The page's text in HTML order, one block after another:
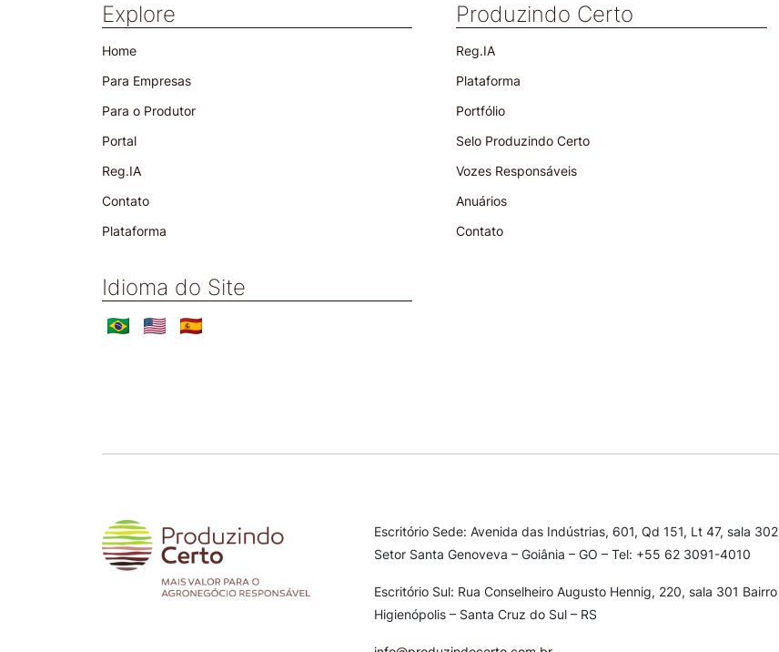
Explore
Home
Para Empresas
Para o Produtor
Portal
Reg.IA
Contato
Plataforma
Idioma do Site
Produzindo Certo
Reg.IA
Plataforma
Portfólio
Selo Produzindo Certo
Vozes Responsáveis
Anuários
Contato
Escritório Sede: Avenida das Indústrias, 601, Qd 151, Lt 47, sala 302
Setor Santa Genoveva – Goiânia – GO – Tel: +55 62 3091-4010
Escritório Sul: Rua Conselheiro Augusto Hennig, 220, sala 301 Bairro
Higienópolis – Santa Cruz do Sul – RS